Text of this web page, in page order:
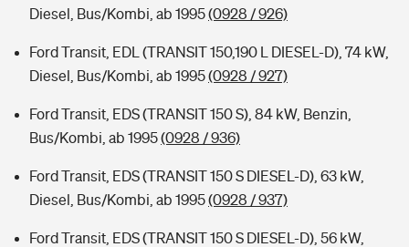
Diesel, Bus/Kombi, ab 1995(0928 / 926)
Ford Transit, EDL (TRANSIT 150,190 L DIESEL-D), 74 kW,
Diesel, Bus/Kombi, ab 1995(0928 / 927)
Ford Transit, EDS (TRANSIT 150 S), 84 kW, Benzin,
Bus/Kombi, ab 1995(0928 / 936)
Ford Transit, EDS (TRANSIT 150 S DIESEL-D), 63 kW,
Diesel, Bus/Kombi, ab 1995(0928 / 937)
Ford Transit, EDS (TRANSIT 150 S DIESEL-D), 56 kW,